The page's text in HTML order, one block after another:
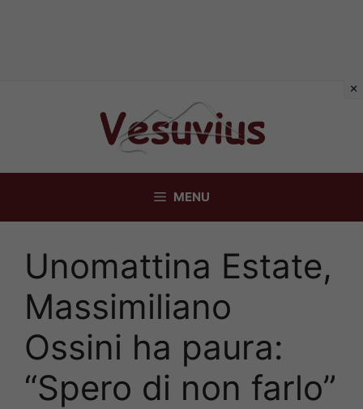
MENU
Unomattina Estate,
Massimiliano
Ossini ha paura:
“Spero di non farlo”